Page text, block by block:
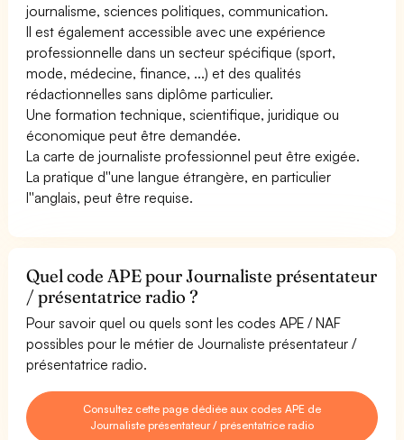
journalisme, sciences politiques, communication.
Il est également accessible avec une expérience
professionnelle dans un secteur spécifique (sport,
mode, médecine, finance, ...) et des qualités
rédactionnelles sans diplôme particulier.
Une formation technique, scientifique, juridique ou
économique peut être demandée.
La carte de journaliste professionnel peut être exigée.
La pratique d''une langue étrangère, en particulier
l''anglais, peut être requise.
Quel code APE pour Journaliste présentateur
/ présentatrice radio ?
Pour savoir quel ou quels sont les codes APE / NAF
possibles pour le métier de Journaliste présentateur /
présentatrice radio.
Consultez cette page dédiée aux codes APE de
Journaliste présentateur / présentatrice radio